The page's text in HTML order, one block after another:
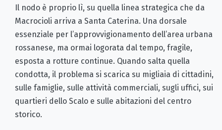
Il nodo è proprio lì, su quella linea strategica che da
Macrocioli arriva a Santa Caterina. Una dorsale
essenziale per l’approvvigionamento dell’area urbana
rossanese, ma ormai logorata dal tempo, fragile,
esposta a rotture continue. Quando salta quella
condotta, il problema si scarica su migliaia di cittadini,
sulle famiglie, sulle attività commerciali, sugli uffici, sui
quartieri dello Scalo e sulle abitazioni del centro
storico.